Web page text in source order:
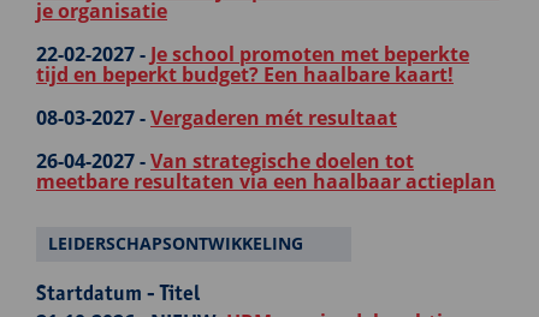
je organisatie
22-02-2027 - Je school promoten met beperkte
tijd en beperkt budget? Een haalbare kaart!
08-03-2027 -Vergaderen mét resultaat
26-04-2027 -Van strategische doelen tot
meetbare resultaten via een haalbaar actieplan
LEIDERSCHAPSONTWIKKELING
Startdatum - Titel